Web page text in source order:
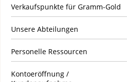
Verkaufspunkte für Gramm-Gold
Unsere Abteilungen
Personelle Ressourcen
Kontoeröffnung /